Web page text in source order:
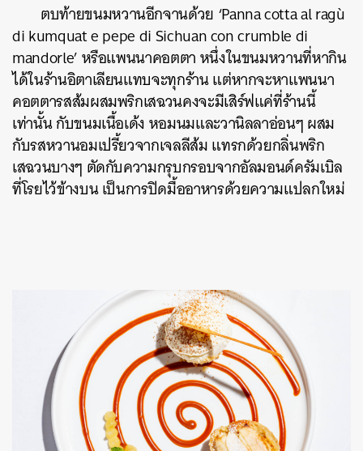
ตบท้ายขนมหวานอีกจานด้วย ‘Panna cotta al ragù
di kumquat e pepe di Sichuan con crumble di
mandorle’ หรือแพนนาคอตตา หนึ่งในขนมหวานที่หากิน
ได้ในร้านอิตาเลียนแทบจะทุกร้าน แต่หากจะหาแพนนา
คอตตารสส้มผสมพริกเสฉวนคงจะมีเสิร์ฟแค่ที่ร้านนี้
เท่านั้น กับขนมเนื้อเด้ง หอมนมและวานิลลาอ่อนๆ ผสม
กับรสหวานอมเปรี้ยวจากเจลลีส้ม แทรกด้วยกลิ่นพริก
เสฉวนบางๆ ตัดกับความกรุบกรอบจากอัลมอนด์ครัมเบิล
ที่โรยไว้ข้างบน เป็นการปิดมื้ออาหารด้วยความแปลกใหม่